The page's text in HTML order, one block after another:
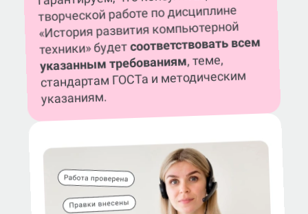
творческой работе по дисциплине
«История развития компьютерной
техники» будетсоответствовать всем
указанным требованиям, теме,
стандартам ГОСТа и методическим
указаниям.